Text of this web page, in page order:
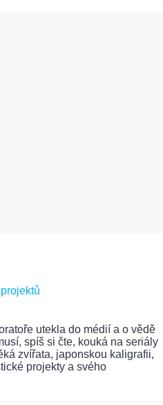
utekla do médií a o vědě
spíš si čte, kouká na seriály
zvířata, japonskou kaligrafii,
projekty a svého